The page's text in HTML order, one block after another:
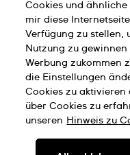
Vertrag widerrufen
Cookies und
mir diese
Verfügung zu stellen,
Nutzung zu
Werbung zukommen
die Einstellungen
Cookies zu aktivieren
über Cookies zu
unseren Hinweis zu